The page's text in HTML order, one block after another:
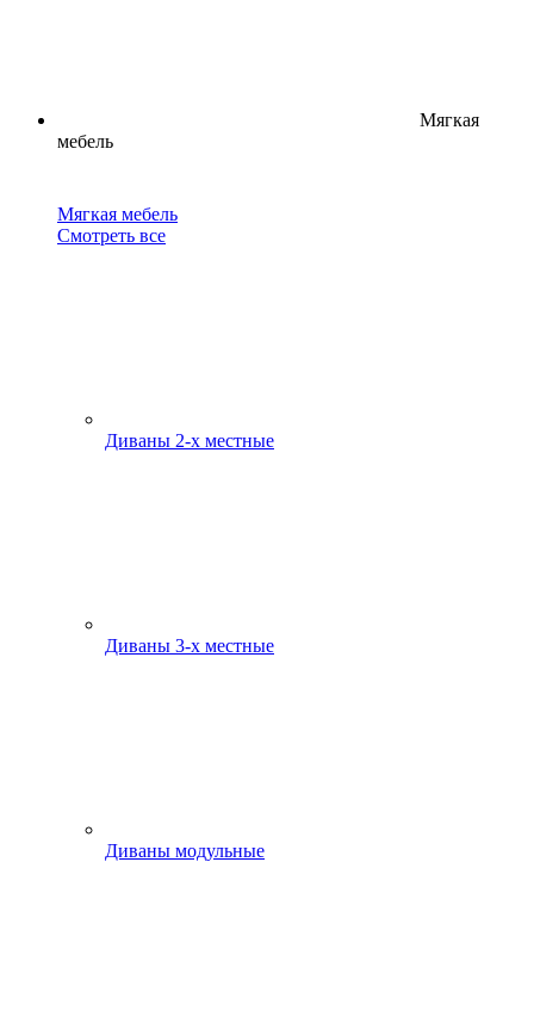
Мягкая
мебель
Мягкая мебель
Смотреть все
Диваны 2-х местные
Диваны 3-х местные
Диваны модульные